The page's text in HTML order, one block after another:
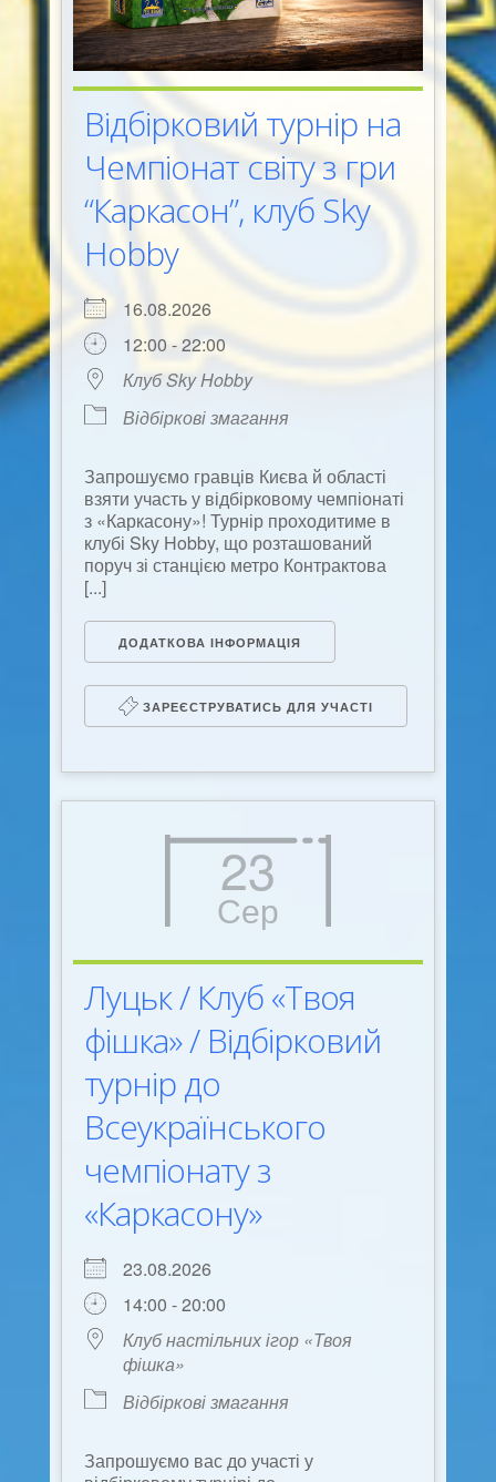
Відбірковий турнір на
Чемпіонат світу з гри
“Каркасон”, клуб Sky
Hobby
16.08.2026
12:00 - 22:00
Клуб Sky Hobby
Відбіркові змагання
Запрошуємо гравців Києва й області
взяти участь у відбірковому чемпіонаті
з «Каркасону»! Турнір проходитиме в
клубі Sky Hobby, що розташований
поруч зі станцією метро Контрактова
[...]
ДОДАТКОВА ІНФОРМАЦІЯ
ЗАРЕЄСТРУВАТИСЬ ДЛЯ УЧАСТІ
23
Сер
Луцьк / Клуб «Твоя
фішка» / Відбірковий
турнір до
Всеукраїнського
чемпіонату з
«Каркасону»
23.08.2026
14:00 - 20:00
Клуб настільних ігор «Твоя
фішка»
Відбіркові змагання
Запрошуємо вас до участі у